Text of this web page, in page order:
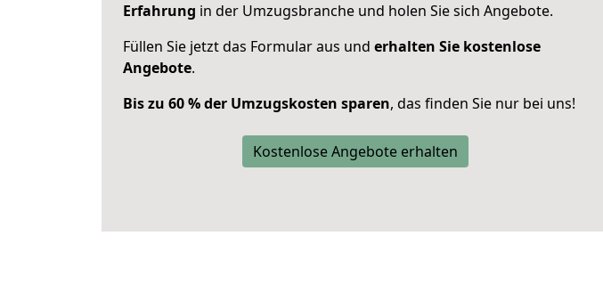
Erfahrung in der Umzugsbranche und holen Sie sich Angebote.
Füllen Sie jetzt das Formular aus und erhalten Sie kostenlose
Angebote.
Bis zu 60 % der Umzugskosten sparen, das finden Sie nur bei uns!
Kostenlose Angebote erhalten